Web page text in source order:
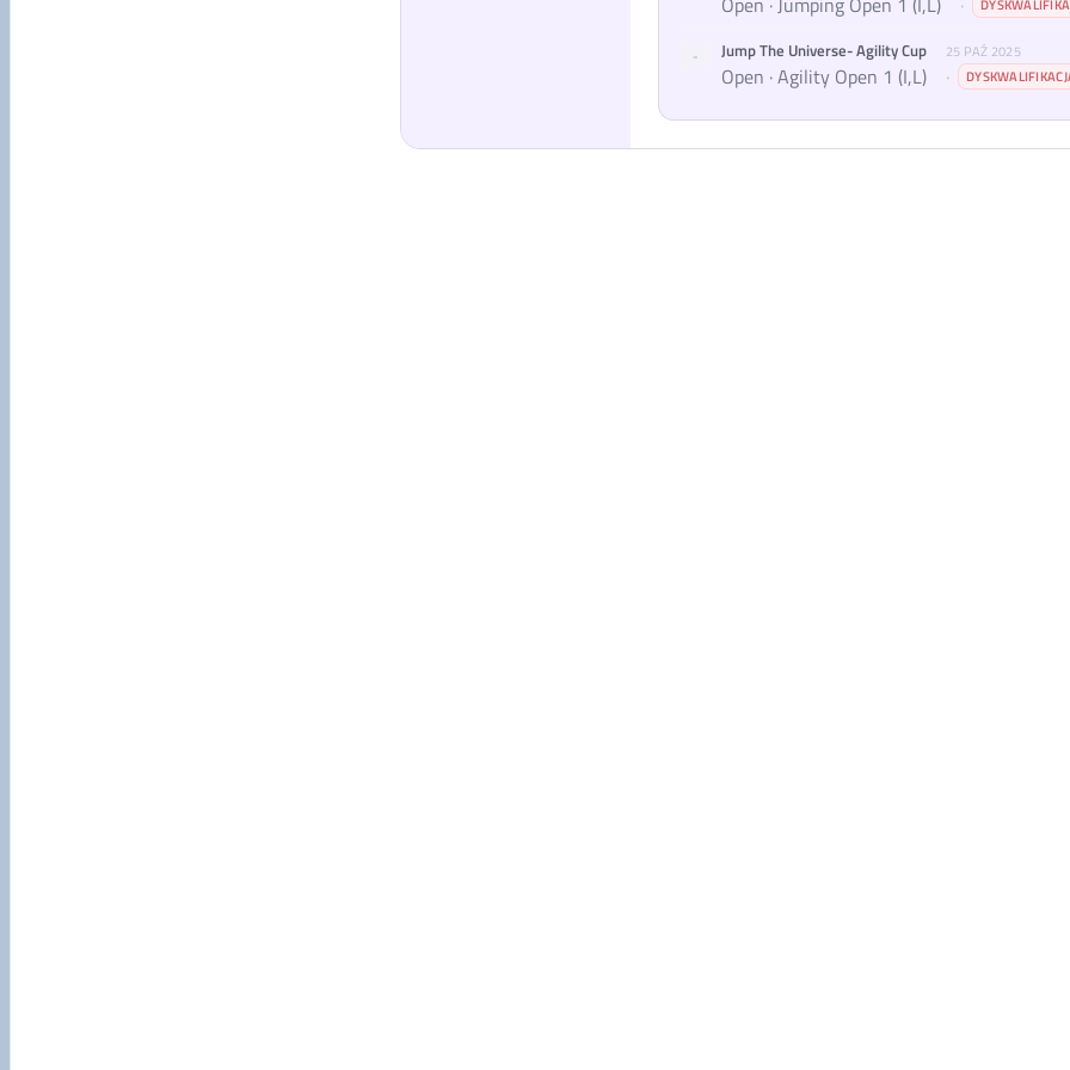
- Jump The Universe- Agility Cup 25 PAŹ 2025
Open · Agility Open 1 (I,L) ·